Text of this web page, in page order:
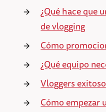
¿Qué hace que
de vlogging
Cómo
¿Qué equipo
Vloggers
Cómo empezar